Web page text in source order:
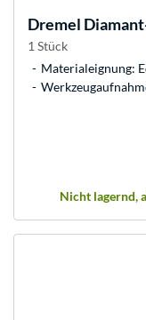
Dremel
1 Stück
Materialeignung:
Nicht lagernd,